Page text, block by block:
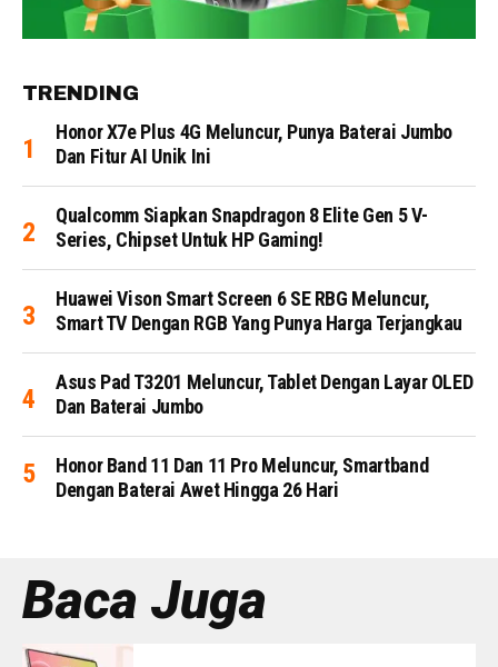
TRENDING
Honor X7e Plus 4G Meluncur, Punya Baterai Jumbo
Dan Fitur AI Unik Ini
Qualcomm Siapkan Snapdragon 8 Elite Gen 5 V-
Series, Chipset Untuk HP Gaming!
Huawei Vison Smart Screen 6 SE RBG Meluncur,
Smart TV Dengan RGB Yang Punya Harga Terjangkau
Asus Pad T3201 Meluncur, Tablet Dengan Layar OLED
Dan Baterai Jumbo
Honor Band 11 Dan 11 Pro Meluncur, Smartband
Dengan Baterai Awet Hingga 26 Hari
Baca Juga